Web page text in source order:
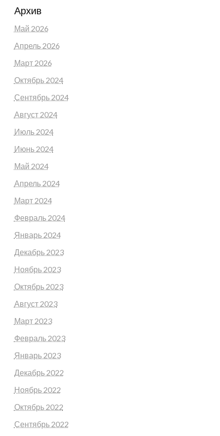
Архив
Май 2026
Апрель 2026
Март 2026
Октябрь 2024
Сентябрь 2024
Август 2024
Июль 2024
Июнь 2024
Май 2024
Апрель 2024
Март 2024
Февраль 2024
Январь 2024
Декабрь 2023
Ноябрь 2023
Октябрь 2023
Август 2023
Март 2023
Февраль 2023
Январь 2023
Декабрь 2022
Ноябрь 2022
Октябрь 2022
Сентябрь 2022